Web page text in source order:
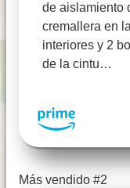
de aislamiento
cremallera en
interiores y 2
de la cintu…
Más vendido #2